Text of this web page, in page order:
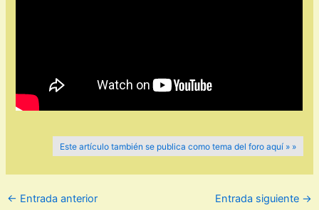
Este artículo también se publica como tema del foro aquí » »
← Entrada anterior Entrada siguiente →